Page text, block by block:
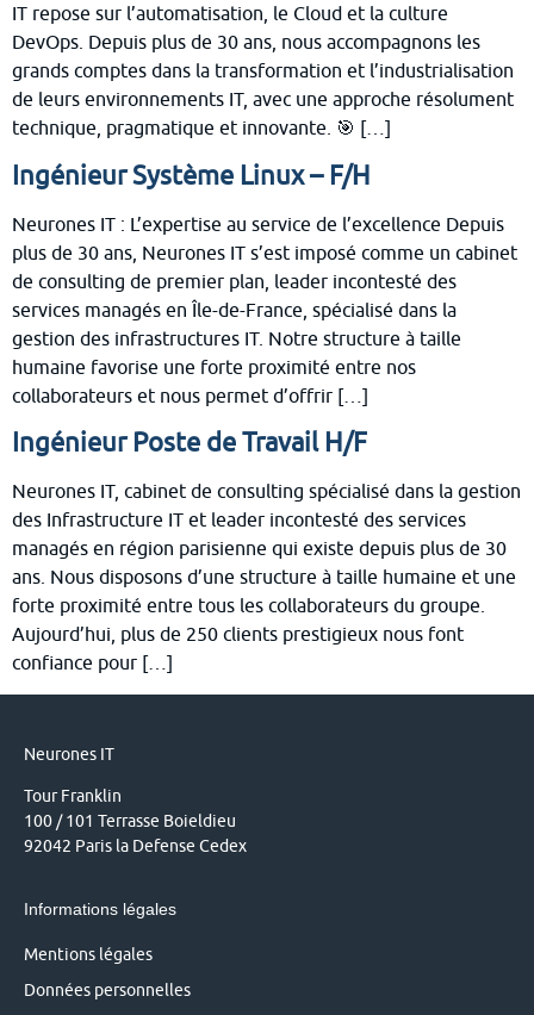
IT repose sur l’automatisation, le Cloud et la culture
DevOps. Depuis plus de 30 ans, nous accompagnons les
grands comptes dans la transformation et l’industrialisation
de leurs environnements IT, avec une approche résolument
technique, pragmatique et innovante. 🎯 […]
Ingénieur Système Linux – F/H
Neurones IT : L’expertise au service de l’excellence Depuis
plus de 30 ans, Neurones IT s’est imposé comme un cabinet
de consulting de premier plan, leader incontesté des
services managés en Île-de-France, spécialisé dans la
gestion des infrastructures IT. Notre structure à taille
humaine favorise une forte proximité entre nos
collaborateurs et nous permet d’offrir […]
Ingénieur Poste de Travail H/F
Neurones IT, cabinet de consulting spécialisé dans la gestion
des Infrastructure IT et leader incontesté des services
managés en région parisienne qui existe depuis plus de 30
ans. Nous disposons d’une structure à taille humaine et une
forte proximité entre tous les collaborateurs du groupe.
Aujourd’hui, plus de 250 clients prestigieux nous font
confiance pour […]
Neurones IT
Tour Franklin
100 / 101 Terrasse Boieldieu
92042 Paris la Defense Cedex
Informations légales
Mentions légales
Données personnelles